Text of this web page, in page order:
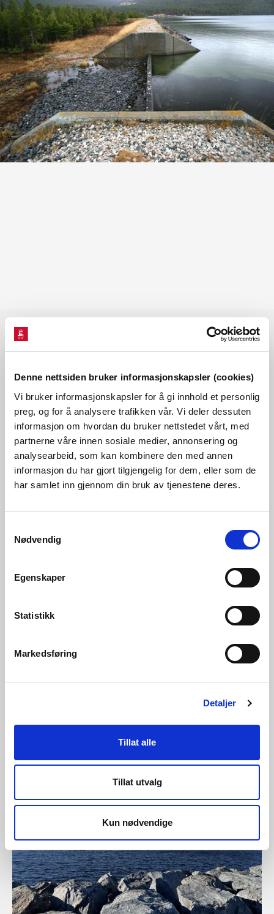
Denne nettsiden bruker informasjonskapsler (cookies)
Vi bruker informasjonskapsler for å gi innhold et personlig
preg, og for å analysere trafikken vår. Vi deler dessuten
informasjon om hvordan du bruker nettstedet vårt, med
partnerne våre innen sosiale medier, annonsering og
analysearbeid, som kan kombinere den med annen
informasjon du har gjort tilgjengelig for dem, eller som de
har samlet inn gjennom din bruk av tjenestene deres.
Nødvendig
Egenskaper
Statistikk
Markedsføring
Detaljer
Tillat alle
Tillat utvalg
Kun nødvendige
05.08.2026 | Rapporter - vassmagasinstatistikk
28.07.2026 | Rapporter - vassmagasinstatistikk
Vassmagasinstatistikk veke 30 2026